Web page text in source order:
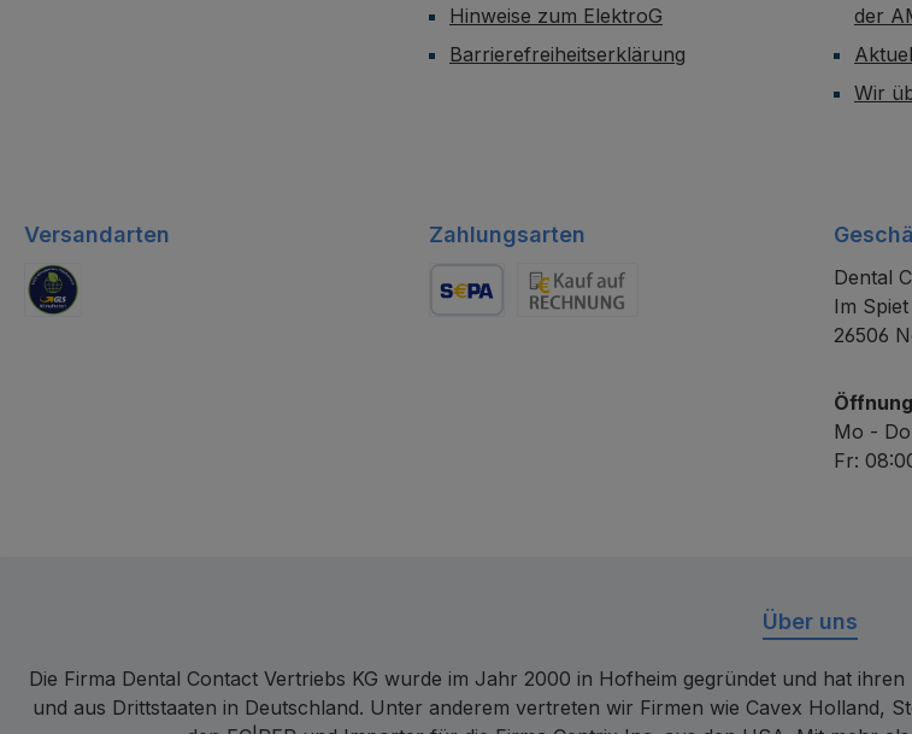
Hinweise zum ElektroG
Barrierefreiheitserklärung
der
Wir
Versandarten Zahlungsarten
Dental
Im Spiet
26506
Mo -
Fr:
Über uns
Die Firma Dental Contact Vertriebs KG wurde im Jahr 2000 in Hofheim gegründet und hat
und aus Drittstaaten in Deutschland. Unter anderem vertreten wir Firmen wie Cavex Holland,